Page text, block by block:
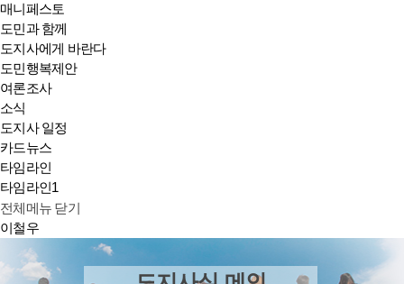
매니페스토
도민과 함께
도지사에게 바란다
도민행복제안
여론조사
소식
도지사 일정
카드뉴스
타임라인
타임라인1
전체메뉴 닫기
이철우